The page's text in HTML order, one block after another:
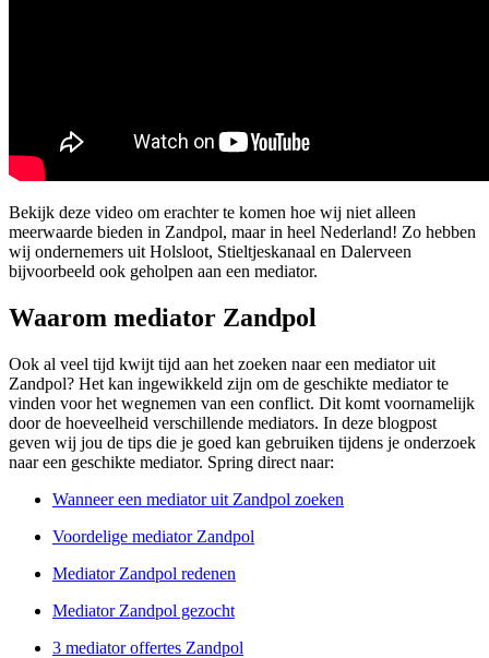
Bekijk deze video om erachter te komen hoe wij niet alleen
meerwaarde bieden in Zandpol, maar in heel Nederland! Zo hebben
wij ondernemers uit Holsloot, Stieltjeskanaal en Dalerveen
bijvoorbeeld ook geholpen aan een mediator.
Waarom mediator Zandpol
Ook al veel tijd kwijt tijd aan het zoeken naar een mediator uit
Zandpol? Het kan ingewikkeld zijn om de geschikte mediator te
vinden voor het wegnemen van een conflict. Dit komt voornamelijk
door de hoeveelheid verschillende mediators. In deze blogpost
geven wij jou de tips die je goed kan gebruiken tijdens je onderzoek
naar een geschikte mediator. Spring direct naar:
Wanneer een mediator uit Zandpol zoeken
Voordelige mediator Zandpol
Mediator Zandpol redenen
Mediator Zandpol gezocht
3 mediator offertes Zandpol